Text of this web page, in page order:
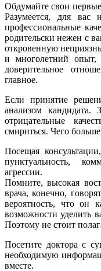
Обдумайте свои
Разумеется, для
профессиональные
родительски нежен с
откровенную
и многолетний опыт,
доверительное
главное.
Если принятие
анализом
отрицательные
смириться. Чего
Посещая
пунктуальность,
агрессии.
Помните, высокая
врача, конечно,
вероятность, что он
возможности уделить
Поэтому не стоит
Посетите доктора с
необходимую
вместе.